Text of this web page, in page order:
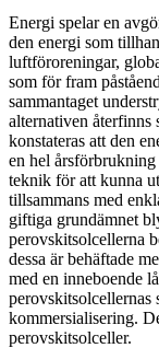
Energi spelar en
den energi som
luftföroreningar,
som för fram
sammantaget
alternativen
konstateras att den
en hel
teknik för att kunna
tillsammans med
giftiga grundämnet
perovskitsolcellerna
dessa är behäftade
med en inneboende
kommersialisering.
perovskitsolceller.